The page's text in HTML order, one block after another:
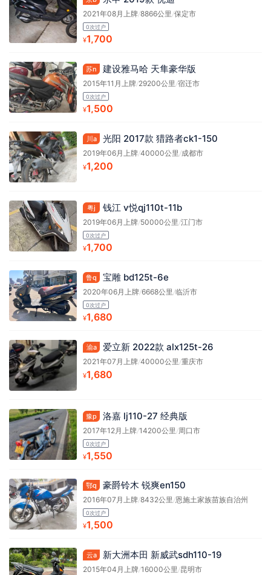
2021年08月上牌/8866公里 /保定市
0次过户
¥1,700
苏n 建设雅马哈 天隼豪华版
2015年11月上牌/29200公里 /宿迁市
0次过户
¥1,500
川a 光阳 2017款 猎路者ck1-150
2019年06月上牌/40000公里 /成都市
¥1,200
粤j 钱江 v悦qj110t-11b
2019年06月上牌/50000公里 /江门市
0次过户
¥1,700
鲁q 宝雕 bd125t-6e
2020年06月上牌/6668公里 /临沂市
0次过户
¥1,680
渝a 爱立新 2022款 alx125t-26
2021年07月上牌/40000公里 /重庆市
¥1,680
豫p 洛嘉 lj110-27 经典版
2017年12月上牌/14200公里 /周口市
0次过户
¥1,550
鄂q 豪爵铃木 锐爽en150
2016年07月上牌/8432公里/恩施土家族苗族自治州
0次过户
¥1,500
云a 新大洲本田 新威武sdh110-19
2015年04月上牌/16000公里/昆明市